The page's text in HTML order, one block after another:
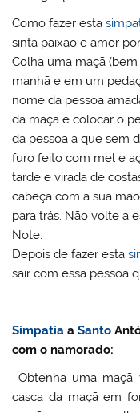
Como fazer esta
sinta paixão e amor
Colha uma maçã
manhã e em um
nome da pessoa
da maçã e colocar o
da pessoa a que sem
furo feito com mel e
tarde e virada de
cabeça com a sua
para trás. Não volte a
Note:
Depois de fazer esta
sair com essa pessoa
Simpatia aSanto
com o namorado:
Obtenha uma
casca da maçã em